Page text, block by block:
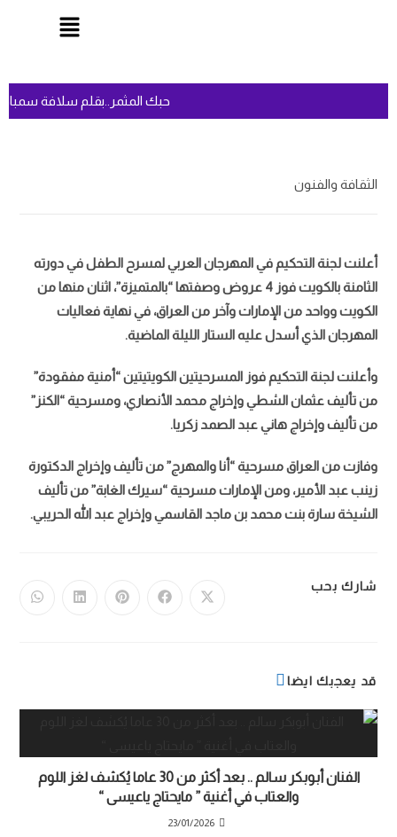
حبك المثمر..بقلم سلافة
الثقافة والفنون
أعلنت لجنة التحكيم في المهرجان العربي لمسرح الطفل في دورته
الثامنة بالكويت فوز 4 عروض وصفتها “بالمتميزة”، اثنان منها من
الكويت وواحد من الإمارات وآخر من العراق، في نهاية فعاليات
المهرجان الذي أسدل عليه الستار الليلة الماضية.
وأعلنت لجنة التحكيم فوز المسرحيتين الكويتيتين “أمنية مفقودة”
من تأليف عثمان الشطي وإخراج محمد الأنصاري، ومسرحية “الكنز”
من تأليف وإخراج هاني عبد الصمد زكريا.
وفازت من العراق مسرحية “أنا والمهرج” من تأليف وإخراج الدكتورة
زينب عبد الأمير، ومن الإمارات مسرحية “سيرك الغابة” من تأليف
الشيخة سارة بنت محمد بن ماجد القاسمي وإخراج عبد الله الحريبي.
شارك بحب
قد يعجبك ايضا
الفنان أبوبكر سالم .. بعد أكثر من 30 عاما يُكشف لغز اللوم
والعتاب في أغنية ” مايحتاج ياعيسى “
23/01/2026